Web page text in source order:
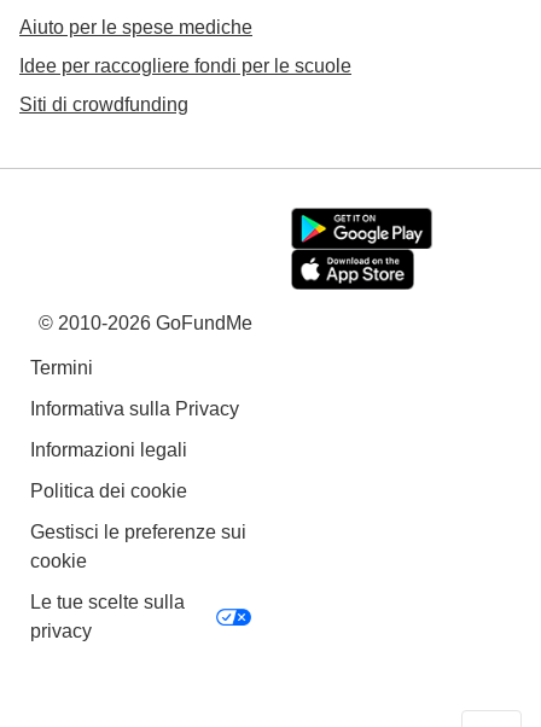
Aiuto per le spese mediche
Idee per raccogliere fondi per le scuole
Siti di crowdfunding
© 2010-2026 GoFundMe
Termini
Informativa sulla Privacy
Informazioni legali
Politica dei cookie
Gestisci le preferenze sui
cookie
Le tue scelte sulla
privacy